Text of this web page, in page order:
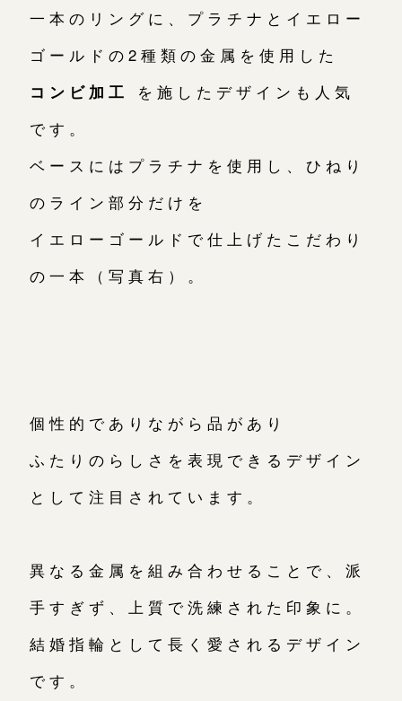
一本のリングに、プラチナとイエロー
ゴールドの2種類の金属を使用した
コンビ加工
を施したデザインも人気
です。
ベースにはプラチナを使用し、ひねり
のライン部分だけを
イエローゴールドで仕上げたこだわり
の一本（写真右）。
個性的でありながら品があり
ふたりのらしさを表現できるデザイン
として注目されています。
異なる金属を組み合わせることで、派
手すぎず、上質で洗練された印象に。
結婚指輪として長く愛されるデザイン
です。